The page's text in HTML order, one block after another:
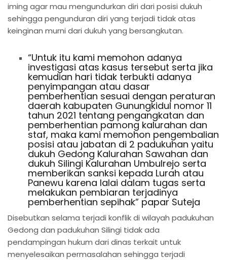
iming agar mau mengundurkan diri dari posisi dukuh
sehingga pengunduran diri yang terjadi tidak atas
keinginan murni dari dukuh yang bersangkutan.
“Untuk itu kami memohon adanya
investigasi atas kasus tersebut serta jika
kemudian hari tidak terbukti adanya
penyimpangan atau dasar
pemberhentian sesuai dengan peraturan
daerah kabupaten Gunungkidul nomor 11
tahun 2021 tentang pengangkatan dan
pemberhentian pamong kalurahan dan
staf, maka kami memohon pengembalian
posisi atau jabatan di 2 padukuhan yaitu
dukuh Gedong Kalurahan Sawahan dan
dukuh Silingi Kalurahan Umbulrejo serta
memberikan sanksi kepada Lurah atau
Panewu karena lalai dalam tugas serta
melakukan pembiaran terjadinya
pemberhentian sepihak” papar Suteja
Disebutkan selama terjadi konflik di wilayah padukuhan
Gedong dan padukuhan Silingi tidak ada
pendampingan hukum dari dinas terkait untuk
menyelesaikan permasalahan sehingga terjadi